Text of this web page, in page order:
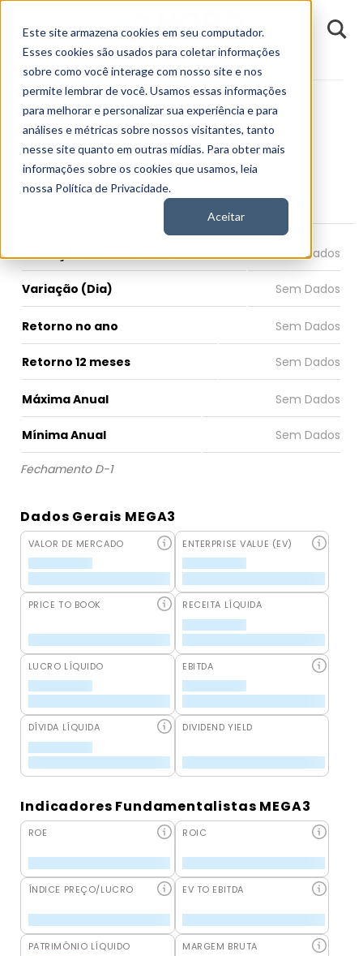
Este site armazena cookies em seu computador.
Esses cookies são usados para coletar informações
sobre como você interage com nosso site e nos
permite lembrar de você. Usamos essas informações
para melhorar e personalizar sua experiência e para
análises e métricas sobre nossos visitantes, tanto
nesse site quanto em outras mídias. Para obter mais
informações sobre os cookies que usamos, leia
nossa Política de Privacidade.
Aceitar
Fundamentos MEGA3
MEGA3
Omega Energia S.A.
COTAÇÃO MEGA3 HOJE
Variação (Dia)
Retorno no ano
Retorno 12 meses
Máxima Anual
Mínima Anual
Fechamento D-1
Dados Gerais MEGA3
VALOR DE MERCADO ENTERPRISE VALUE (EV)
PRICE TO BOOK RECEITA LÍQUIDA
LUCRO LÍQUIDO EBITDA
DÍVIDA LÍQUIDA DIVIDEND YIELD
Indicadores Fundamentalistas MEGA3
ROE ROIC
ÍNDICE PREÇO/LUCRO EV TO EBITDA
PATRIMÔNIO LÍQUIDO MARGEM BRUTA